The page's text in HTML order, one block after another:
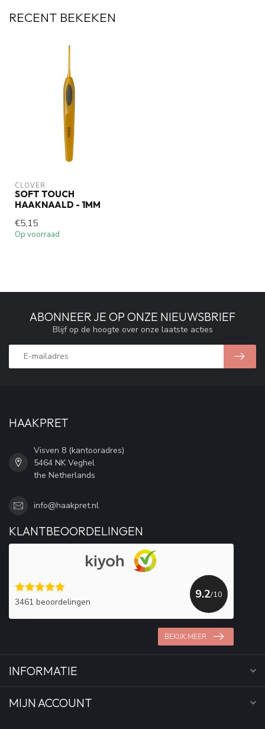
RECENT BEKEKEN
CLOVER
SOFT TOUCH
HAAKNAALD - 1MM
€5,15
Op voorraad
ABONNEER JE OP ONZE NIEUWSBRIEF
Blijf op de hoogte over onze laatste acties
HAAKPRET
Visven 8 (kantooradres)
5464 NK Veghel
the Netherlands
info@haakpret.nl
KLANTBEOORDELINGEN
3461 beoordelingen
9.2/10
BEKIJK MEER
INFORMATIE
MIJN ACCOUNT